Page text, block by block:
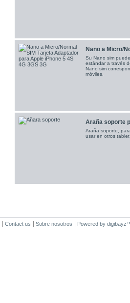
Nano a Micro/
Su Nano sim
estándar a través
Nano sim
móviles.
Araña soporte
Araña soporte,
usar en otros
Contact us Sobre nosotros Powered by digibayz